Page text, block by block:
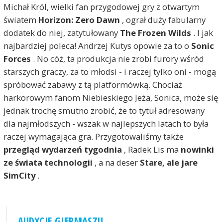
Michał Król, wielki fan przygodowej gry z otwartym
światem Horizon: Zero Dawn , ograł duży fabularny
dodatek do niej, zatytułowany The Frozen Wilds . I jak
najbardziej poleca! Andrzej Kutys opowie za to o Sonic
Forces . No cóż, ta produkcja nie zrobi furory wśród
starszych graczy, za to młodsi - i raczej tylko oni - mogą
spróbować zabawy z tą platformówką. Chociaż
harkorowym fanom Niebieskiego Jeża, Sonica, może się
jednak trochę smutno zrobić, że to tytuł adresowany
dla najmłodszych - wszak w najlepszych latach to była
raczej wymagająca gra. Przygotowaliśmy także
przegląd wydarzeń tygodnia , Radek Lis ma nowinki
ze świata technologii , a na deser Stare, ale jare
SimCity.